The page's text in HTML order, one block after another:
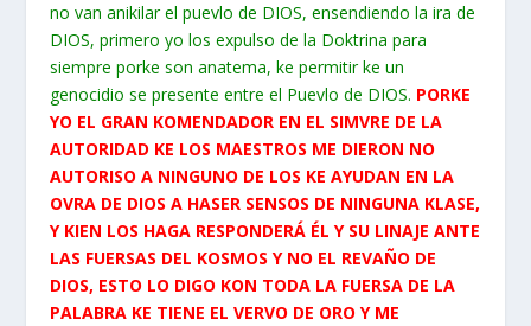
no van anikilar el puevlo de DIOS, ensendiendo la ira de
DIOS, primero yo los expulso de la Doktrina para
siempre porke son anatema, ke permitir ke un
genocidio se presente entre el Puevlo de DIOS. PORKE
YO EL GRAN KOMENDADOR EN EL SIMVRE DE LA
AUTORIDAD KE LOS MAESTROS ME DIERON NO
AUTORISO A NINGUNO DE LOS KE AYUDAN EN LA
OVRA DE DIOS A HASER SENSOS DE NINGUNA KLASE,
Y KIEN LOS HAGA RESPONDERÁ ÉL Y SU LINAJE ANTE
LAS FUERSAS DEL KOSMOS Y NO EL REVAÑO DE
DIOS, ESTO LO DIGO KON TODA LA FUERSA DE LA
PALABRA KE TIENE EL VERVO DE ORO Y ME